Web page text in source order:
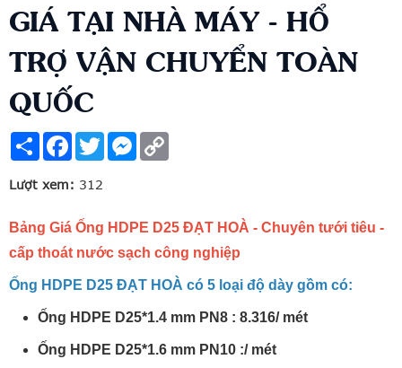
GIÁ TẠI NHÀ MÁY - HỔ
TRỢ VẬN CHUYỂN TOÀN
QUỐC
ShareFacebook
TwitterMessenger
Lượt xem: 312
Bảng Giá Ống HDPE D25 ĐẠT HOÀ - Chuyên tưới tiêu -
cấp thoát nước sạch công nghiệp
Ống HDPE D25 ĐẠT HOÀ có 5 loại độ dày gồm có:
Ống HDPE D25*1.4 mm PN8 : 8.316/ mét
Ống HDPE D25*1.6 mm PN10 :/ mét